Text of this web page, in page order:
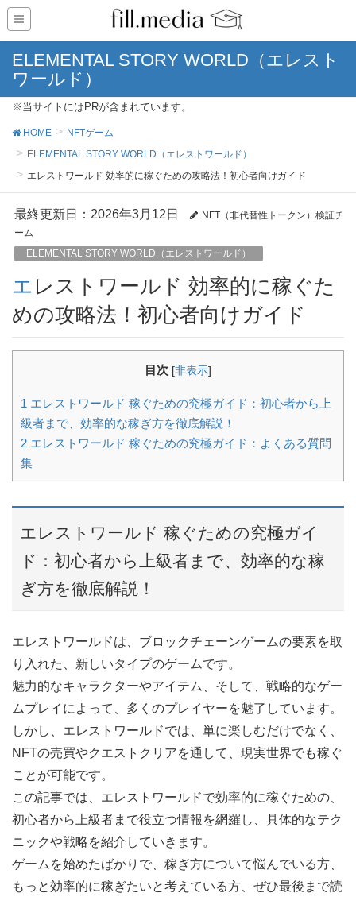
ELEMENTAL STORY WORLD（エレスト
ワールド）
※当サイトにはPRが含まれています。
HOME
NFTゲーム
ELEMENTAL STORY WORLD（エレストワールド）
エレストワールド 効率的に稼ぐための攻略法！初心者向けガイド
最終更新日：2026年3月12日
NFT（非代替性トークン）検証チ
ーム
ELEMENTAL STORY WORLD（エレストワールド）
エレストワールド 効率的に稼ぐた
めの攻略法！初心者向けガイド
目次 [非表示]
1 エレストワールド 稼ぐための究極ガイド：初心者から上
級者まで、効率的な稼ぎ方を徹底解説！
2 エレストワールド 稼ぐための究極ガイド：よくある質問
集
エレストワールド 稼ぐための究極ガイ
ド：初心者から上級者まで、効率的な稼
ぎ方を徹底解説！
エレストワールドは、ブロックチェーンゲームの要素を取
り入れた、新しいタイプのゲームです。
魅力的なキャラクターやアイテム、そして、戦略的なゲー
ムプレイによって、多くのプレイヤーを魅了しています。
しかし、エレストワールドでは、単に楽しむだけでなく、
NFTの売買やクエストクリアを通して、現実世界でも稼ぐ
ことが可能です。
この記事では、エレストワールドで効率的に稼ぐための、
初心者から上級者まで役立つ情報を網羅し、具体的なテク
ニックや戦略を紹介していきます。
ゲームを始めたばかりで、稼ぎ方について悩んでいる方、
もっと効率的に稼ぎたいと考えている方、ぜひ最後まで読